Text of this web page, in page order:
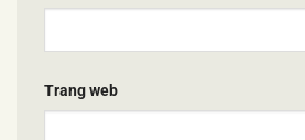
Trang web